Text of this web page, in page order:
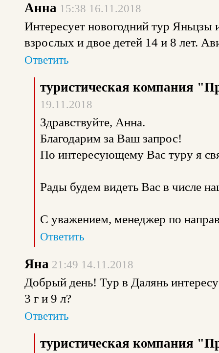
Анна 15:38 16.11.2018
Интересует новогодний тур Яньцзы
взрослых и двое детей 14 и 8 лет.
Ответить
туристическая компания
19.11.2018
Здравствуйте, Анна.
Благодарим за Ваш запрос!
По интересующему Вас туру я
Рады будем видеть Вас в числе
С уважением, менеджер по
Ответить
Яна 21:49 14.11.2018
Добрый день! Тур в Далянь
3 г и 9 л?
Ответить
туристическая компания